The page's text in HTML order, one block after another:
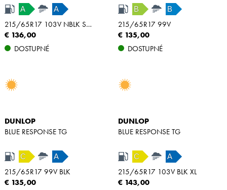
A A
215/65R17 103V NBLK SILENT XL
€ 136,00
DOSTUPNÉ
B B
215/65R17 99V
€ 135,00
DOSTUPNÉ
DUNLOP
BLUE RESPONSE TG
C A
215/65R17 99V BLK
€ 135,00
DUNLOP
BLUE RESPONSE TG
C A
215/65R17 103V BLK XL
€ 143,00